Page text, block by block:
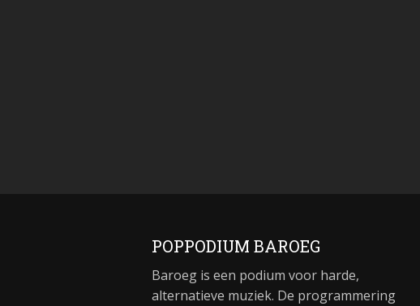
POPPODIUM BAROEG
Baroeg is een podium voor harde,
alternatieve muziek. De programmering